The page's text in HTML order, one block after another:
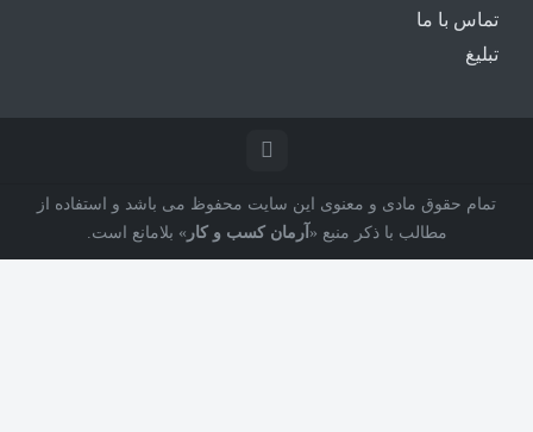
تماس با ما
تبلیغ
تمام حقوق مادی و معنوی این سایت محفوظ می باشد و استفاده از
مطالب با ذکر منبع « آرمان کسب و کار » بلامانع است.